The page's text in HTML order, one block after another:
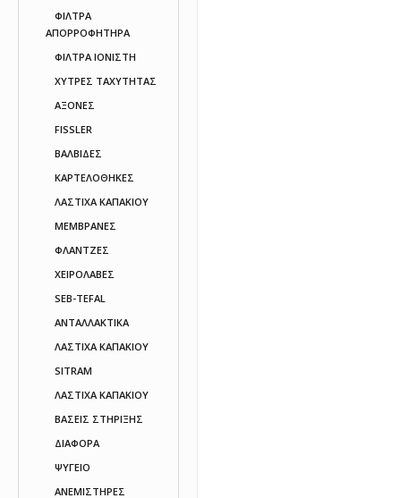
ΦΙΛΤΡΑ
ΑΠΟΡΡΟΦΗΤΗΡΑ
ΦΙΛΤΡΑ ΙΟΝΙΣΤΗ
ΧΥΤΡΕΣ ΤΑΧΥΤΗΤΑΣ
AΞΟΝΕΣ
FISSLER
ΒΑΛΒΙΔΕΣ
ΚΑΡΤΕΛΟΘΗΚΕΣ
ΛΑΣΤΙΧΑ ΚΑΠΑΚΙΟΥ
ΜΕΜΒΡΑΝΕΣ
ΦΛΑΝΤΖΕΣ
ΧΕΙΡΟΛΑΒΕΣ
SEB-TEFAL
ΑΝΤΑΛΛΑΚΤΙΚΑ
ΛΑΣΤΙΧΑ ΚΑΠΑΚΙΟΥ
SITRAM
ΛΑΣΤΙΧΑ ΚΑΠΑΚΙΟΥ
ΒΑΣΕΙΣ ΣΤΗΡΙΞΗΣ
ΔΙΑΦΟΡΑ
ΨΥΓΕΙO
ΑΝΕΜΙΣΤΗΡΕΣ